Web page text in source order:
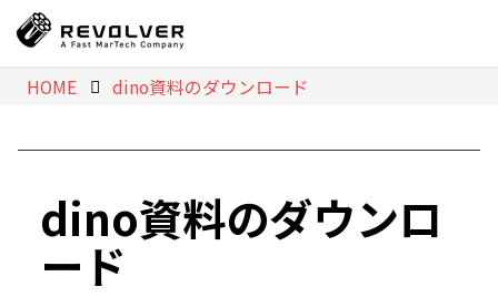
HOME dino資料のダウンロード
dino資料のダウンロ
ード